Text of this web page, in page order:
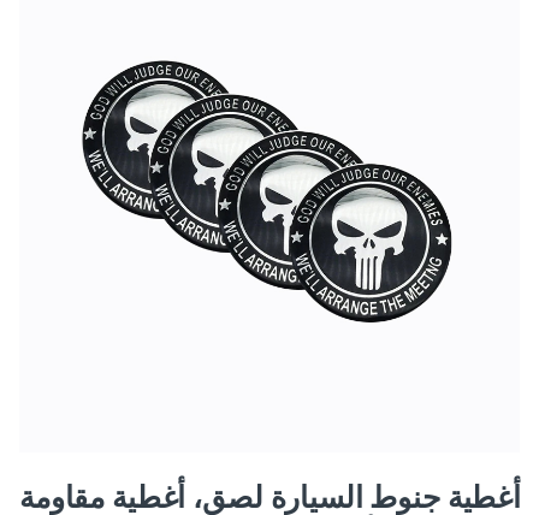
أغطية جنوط السيارة لصق، أغطية مقاومة